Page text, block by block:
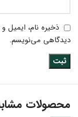
ذخیره نام، ایمیل
دیدگاهی می‌نویسم.
محصولات